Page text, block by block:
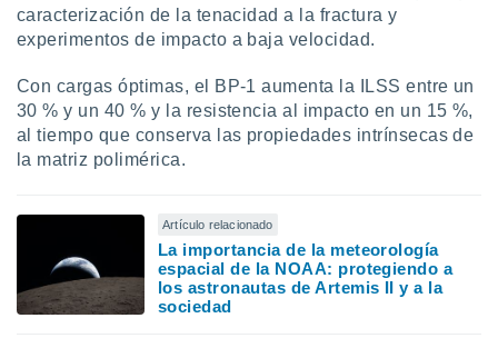
caracterización de la tenacidad a la fractura y
experimentos de impacto a baja velocidad.
Con cargas óptimas, el BP-1 aumenta la ILSS entre un
30 % y un 40 % y la resistencia al impacto en un 15 %,
al tiempo que conserva las propiedades intrínsecas de
la matriz polimérica.
Artículo relacionado
La importancia de la meteorología
espacial de la NOAA: protegiendo a
los astronautas de Artemis II y a la
sociedad